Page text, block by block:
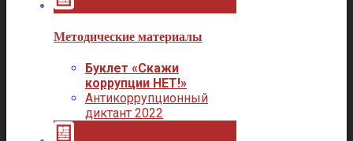
Методические материалы
Буклет «Скажи
коррупции НЕТ!»
Антикоррупционный
диктант 2022